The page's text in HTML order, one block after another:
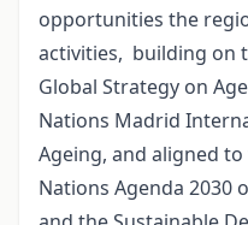
opportunities the
activities, building on
Global Strategy on
Nations Madrid
Ageing, and aligned
Nations Agenda 2030